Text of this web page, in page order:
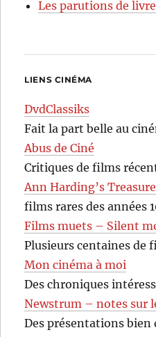
Les parutions de
LIENS CINÉMA
DvdClassiks
Fait la part belle au
Abus de Ciné
Critiques de films
Ann Harding’s
films rares des années
Films muets – Silent
Plusieurs centaines de
Mon cinéma à moi
Des chroniques
Newstrum – notes sur
Des présentations bien